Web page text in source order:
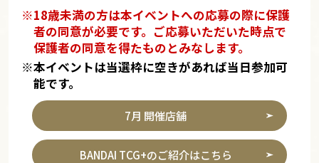
※18歳未満の方は本イベントへの応募の際に保護
者の同意が必要です。ご応募いただいた時点で
保護者の同意を得たものとみなします。
※本イベントは当選枠に空きがあれば当日参加可
能です。
7月 開催店舗
BANDAI TCG+のご紹介はこちら